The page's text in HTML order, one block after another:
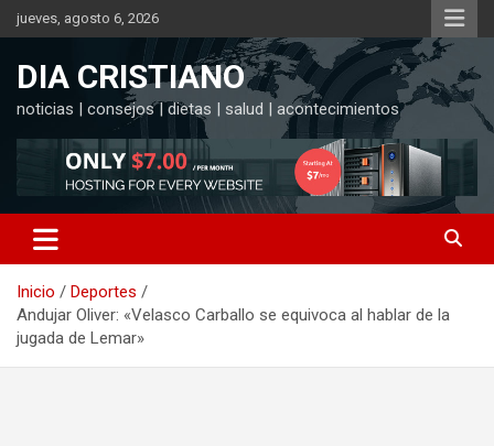
Saltar
al
jueves, agosto 6, 2026
DIA CRISTIANO
noticias | consejos | dietas | salud | acontecimientos
Inicio
Deportes
Andujar Oliver: «Velasco Carballo se equivoca al hablar de la
jugada de Lemar»